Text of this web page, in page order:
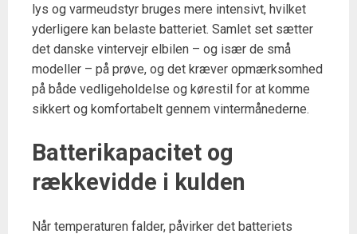
lys og varmeudstyr bruges mere intensivt, hvilket
yderligere kan belaste batteriet. Samlet set sætter
det danske vintervejr elbilen – og især de små
modeller – på prøve, og det kræver opmærksomhed
på både vedligeholdelse og kørestil for at komme
sikkert og komfortabelt gennem vintermånederne.
Batterikapacitet og
rækkevidde i kulden
Når temperaturen falder, påvirker det batteriets